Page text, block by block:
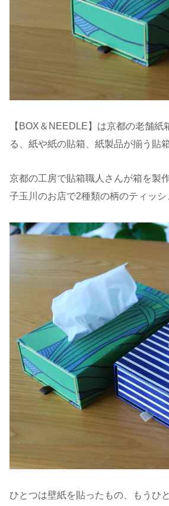
【BOX＆NEEDLE】は京都の老舗紙
る、紙や紙の貼箱、紙製品が揃う貼
京都の工房で貼箱職人さんが箱を製
子玉川のお店で2種類の柄のティッシ
ひとつは壁紙を貼ったもの、もうひ